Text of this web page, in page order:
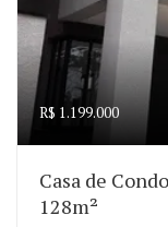
R$ 1.199.000
Casa de
128m²